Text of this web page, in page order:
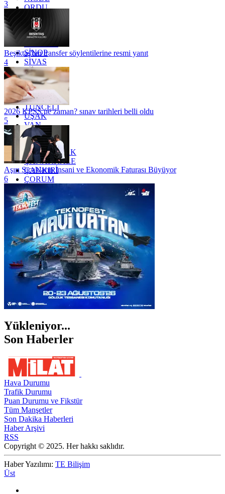
ORDU
OSMANİYE
RİZE
SAKARYA
SİNOP
SİVAS
SİİRT
TEKİRDAĞ
TOKAT
TRABZON
TUNCELİ
UŞAK
VAN
YALOVA
YOZGAT
ZONGULDAK
ÇANAKKALE
ÇANKIRI
ÇORUM
İSTANBUL
İZMİR
ŞANLIURFA
ŞIRNAK
3
Beşiktaş'tan transfer söylentilerine resmi yanıt
4
2026 KPSS ne zaman? sınav tarihleri belli oldu
5
Aşırı Sıcakların İnsani ve Ekonomik Faturası Büyüyor
6
Yükleniyor...
Son Haberler
Hava Durumu
Trafik Durumu
Puan Durumu ve Fikstür
Tüm Manşetler
Son Dakika Haberleri
Haber Arşivi
RSS
Copyright © 2025. Her hakkı saklıdır.
Haber Yazılımı: TE Bilişim
Üst